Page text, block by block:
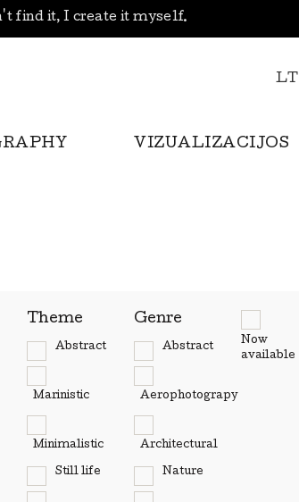
find it, I create it myself.
LT
VIZUALIZACIJOS
Theme
Abstract
Marinistic
Minimalistic
Still life
Genre
Abstract
Aerophotograpy
Architectural
Nature
Now
available